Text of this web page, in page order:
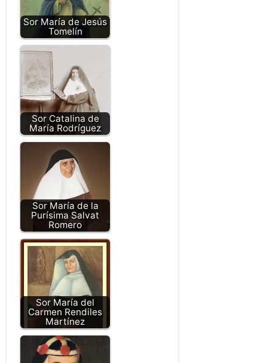
Sor María de Jesús
Tomelín
Sor Catalina de
María Rodríguez
Sor María de la
Purísima Salvat
Romero
Sor María del
Carmen Rendiles
Martínez